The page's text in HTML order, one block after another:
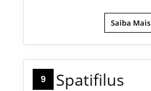
Saiba Mais
9 Spatifilus